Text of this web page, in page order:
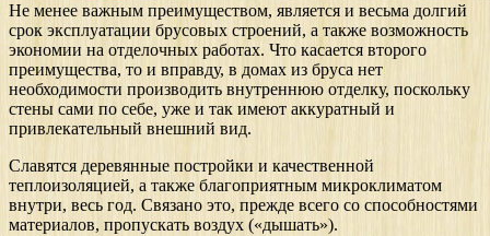
Не менее важным преимуществом, является и весьма долгий
срок эксплуатации брусовых строений, а также возможность
экономии на отделочных работах. Что касается второго
преимущества, то и вправду, в домах из бруса нет
необходимости производить внутреннюю отделку, поскольку
стены сами по себе, уже и так имеют аккуратный и
привлекательный внешний вид.
Славятся деревянные постройки и качественной
теплоизоляцией, а также благоприятным микроклиматом
внутри, весь год. Связано это, прежде всего со способностями
материалов, пропускать воздух («дышать»).